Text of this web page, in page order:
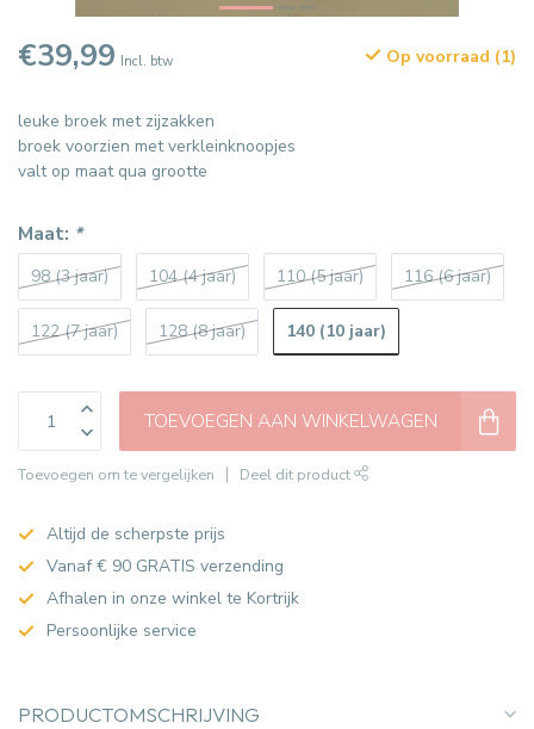
€39,99 Incl. btw Op voorraad (1)
leuke broek met zijzakken
broek voorzien met verkleinknoopjes
valt op maat qua grootte
Maat: *
98 (3 jaar) 104 (4 jaar) 110 (5 jaar) 116 (6 jaar)
122 (7 jaar) 128 (8 jaar) 140 (10 jaar)
TOEVOEGEN AAN WINKELWAGEN
Toevoegen om te vergelijken Deel dit product
Altijd de scherpste prijs
Vanaf € 90 GRATIS verzending
Afhalen in onze winkel te Kortrijk
Persoonlijke service
PRODUCTOMSCHRIJVING